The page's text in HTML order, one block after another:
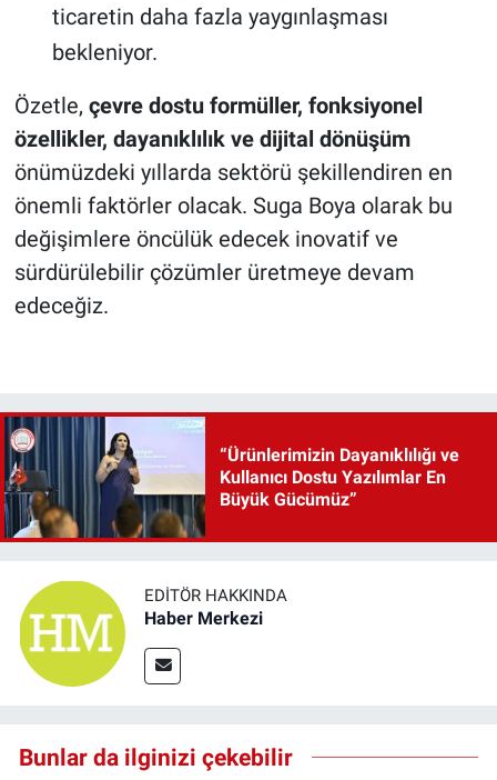
ticaretin daha fazla yaygınlaşması
bekleniyor.
Özetle, çevre dostu formüller, fonksiyonel
özellikler, dayanıklılık ve dijital dönüşüm
önümüzdeki yıllarda sektörü şekillendiren en
önemli faktörler olacak. Suga Boya olarak bu
değişimlere öncülük edecek inovatif ve
sürdürülebilir çözümler üretmeye devam
edeceğiz.
“Ürünlerimizin Dayanıklılığı ve
Kullanıcı Dostu Yazılımlar En
Büyük Gücümüz”
EDITÖR HAKKINDA
Haber Merkezi
Bunlar da ilginizi çekebilir